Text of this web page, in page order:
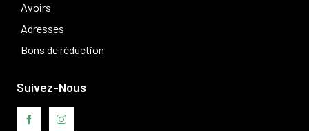
Avoirs
Adresses
Bons de réduction
Suivez-Nous